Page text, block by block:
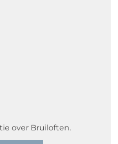
over Bruiloften.